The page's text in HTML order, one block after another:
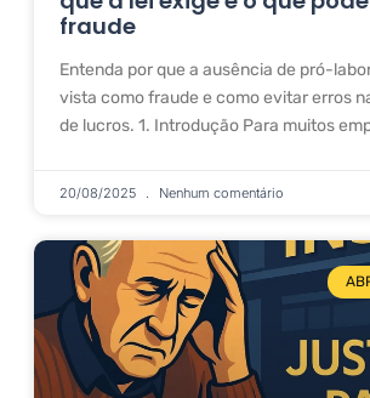
fraude
Entenda por que a ausência de pró-
vista como fraude e como evitar erros
de lucros. 1. Introdução Para muitos
20/08/2025 Nenhum comentário